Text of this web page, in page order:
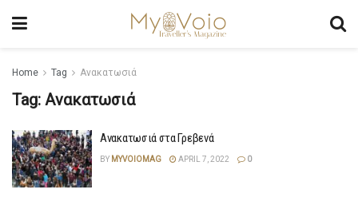
Home Tag Ανακατωσιά
Tag: Ανακατωσιά
Ανακατωσιά στα Γρεβενά
BY MYVOIOMAG APRIL 7, 2022 0